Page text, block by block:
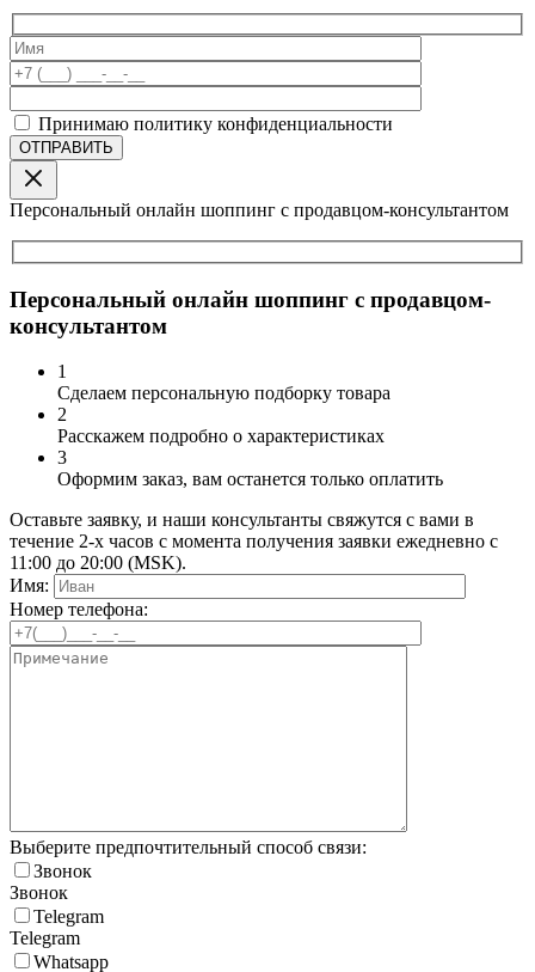
Принимаю политику конфиденциальности
Персональный онлайн шоппинг с продавцом-консультантом
Персональный онлайн шоппинг с продавцом-
консультантом
1
Сделаем персональную подборку товара
2
Расскажем подробно о характеристиках
3
Оформим заказ, вам останется только оплатить
Оставьте заявку, и наши консультанты свяжутся с вами в
течение 2-х часов с момента получения заявки ежедневно с
11:00 до 20:00 (MSK).
Имя:
Номер телефона:
Выберите предпочтительный способ связи:
Звонок
Звонок
Telegram
Telegram
Whatsapp